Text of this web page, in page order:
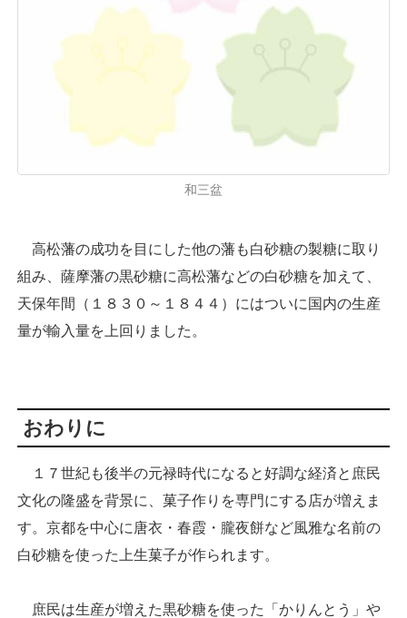
和三盆
高松藩の成功を目にした他の藩も白砂糖の製糖に取り
組み、薩摩藩の黒砂糖に高松藩などの白砂糖を加えて、
天保年間（１８３０～１８４４）にはついに国内の生産
量が輸入量を上回りました。
おわりに
１７世紀も後半の元禄時代になると好調な経済と庶民
文化の隆盛を背景に、菓子作りを専門にする店が増えま
す。京都を中心に唐衣・春霞・朧夜餅など風雅な名前の
白砂糖を使った上生菓子が作られます。
庶民は生産が増えた黒砂糖を使った「かりんとう」や